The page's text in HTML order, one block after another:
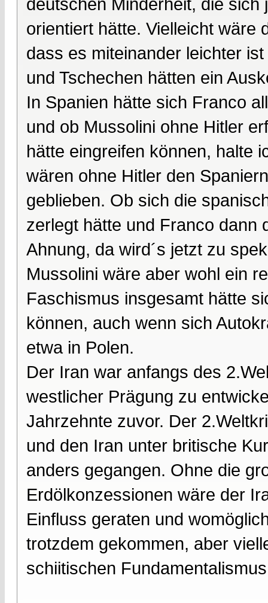
orientiert hätte. Vielleicht wäre
dass es miteinander leichter
und Tschechen hätten ein
In Spanien hätte sich Franco
und ob Mussolini ohne Hitler
hätte eingreifen können, halte
wären ohne Hitler den
geblieben. Ob sich die
zerlegt hätte und Franco dann
Ahnung, da wird´s jetzt zu
Mussolini wäre aber wohl ein
Faschismus insgesamt hätte
können, auch wenn sich
etwa in Polen.
Der Iran war anfangs des
westlicher Prägung zu
Jahrzehnte zuvor. Der
und den Iran unter britische
anders gegangen. Ohne die
Erdölkonzessionen wäre der
Einfluss geraten und
trotzdem gekommen, aber
schiitischen